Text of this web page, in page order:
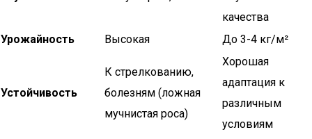
качества
Урожайность
Высокая До 3-4 кг/м²
Устойчивость
К стрелкованию,
болезням (ложная
мучнистая роса)
Хорошая
адаптация к
различным
условиям